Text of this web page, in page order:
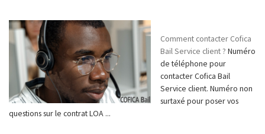
Comment contacter Cofica
Bail Service client ? Numéro
de téléphone pour
contacter Cofica Bail
Service client. Numéro non
surtaxé pour poser vos
questions sur le contrat LOA ...